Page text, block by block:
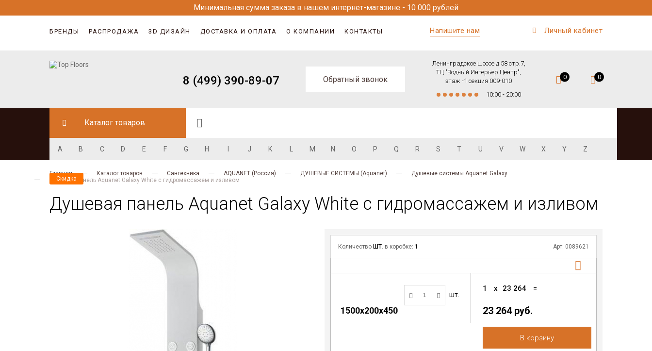
Минимальная сумма заказа в нашем интернет-магазине - 10 000 рублей
БРЕНДЫ РАСПРОДАЖА 3D ДИЗАЙН ДОСТАВКА И ОПЛАТА О КОМПАНИИ КОНТАКТЫ Напишите нам Личный кабинет
8 (499) 390-89-07 Обратный звонок
Ленинградское шоссе д.58 стр.7,
ТЦ "Водный Интерьер Центр",
этаж -1 секция 009-010
10:00 - 20:00
0 0
Каталог товаров
A B C D E F G H J K M N O P Q R S T U V W X Y Z
Главная Каталог товаров Сантехника AQUANET (Россия) ДУШЕВЫЕ СИСТЕМЫ (Aquanet)
Душевые системы Aquanet Galaxy
Душевая панель Aquanet Galaxy White с гидромассажем и изливом
Душевая панель Aquanet Galaxy White с гидромассажем и изливом
Скидка
Количество ШТ. в коробке:1 Арт. 0089621
1500х200х450
шт.
1 x 23 264 =
23 264 руб.
В корзину